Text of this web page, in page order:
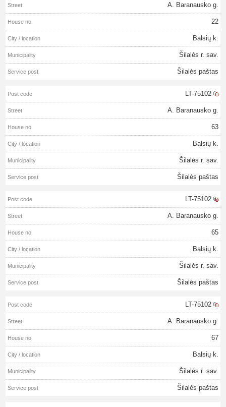
A. Baranausko g.
22
Balsių k.
Šilalės r. sav.
Šilalės paštas
LT-75102
A. Baranausko g.
63
Balsių k.
Šilalės r. sav.
Šilalės paštas
LT-75102
A. Baranausko g.
65
Balsių k.
Šilalės r. sav.
Šilalės paštas
LT-75102
A. Baranausko g.
67
Balsių k.
Šilalės r. sav.
Šilalės paštas